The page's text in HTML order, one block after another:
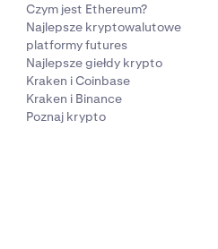
Czym jest Ethereum?
Najlepsze kryptowalutowe
platformy futures
Najlepsze giełdy krypto
Kraken i Coinbase
Kraken i Binance
Poznaj krypto